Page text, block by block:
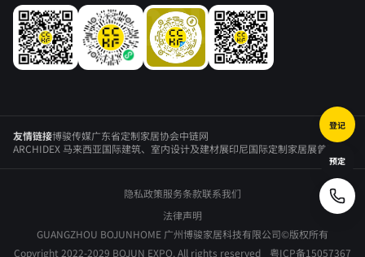
友情链接博骏传媒广东省定制家居协会中链网
ARCHIDEX 马来西亚国际建筑、室内设计及建材展印尼国际定制家居展曾勇
隐私政策服务条款联系我们
法律声明
GUANGZHOU BOJUNHOME 广州博骏家居科技有限公司©版权所有
Copyright 2022-2029 BOJUN EXPO. All rights reserved
粤ICP备15057367
登记
预定